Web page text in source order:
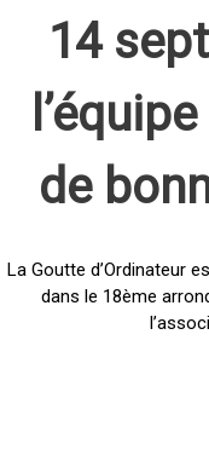
14
de
La Goutte d’Ordinateur
dans le 18ème